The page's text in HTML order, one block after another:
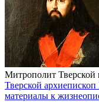
Митрополит
Тверской
материалы к